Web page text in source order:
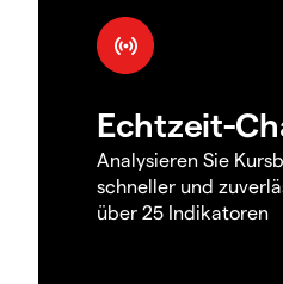
Echtzeit-
Analysieren Sie
schneller und
über 25 Indikatoren